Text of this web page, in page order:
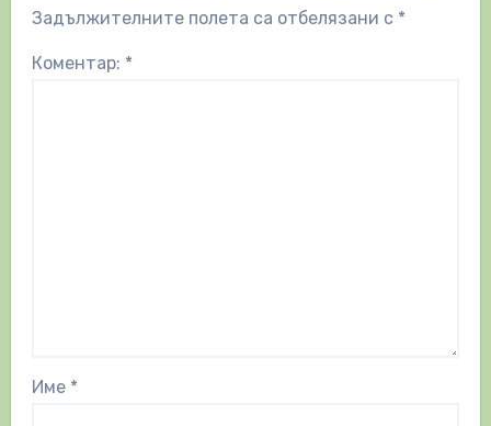
Задължителните полета са отбелязани с *
Коментар: *
Име *